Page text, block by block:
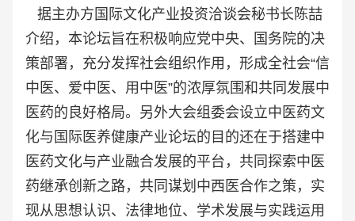
据主办方国际文化产业投资洽谈会秘书长陈喆
介绍，本论坛旨在积极响应党中央、国务院的决
策部署，充分发挥社会组织作用，形成全社会“信
中医、爱中医、用中医”的浓厚氛围和共同发展中
医药的良好格局。另外大会组委会设立中医药文
化与国际医养健康产业论坛的目的还在于搭建中
医药文化与产业融合发展的平台，共同探索中医
药继承创新之路，共同谋划中西医合作之策，实
现从思想认识、法律地位、学术发展与实践运用